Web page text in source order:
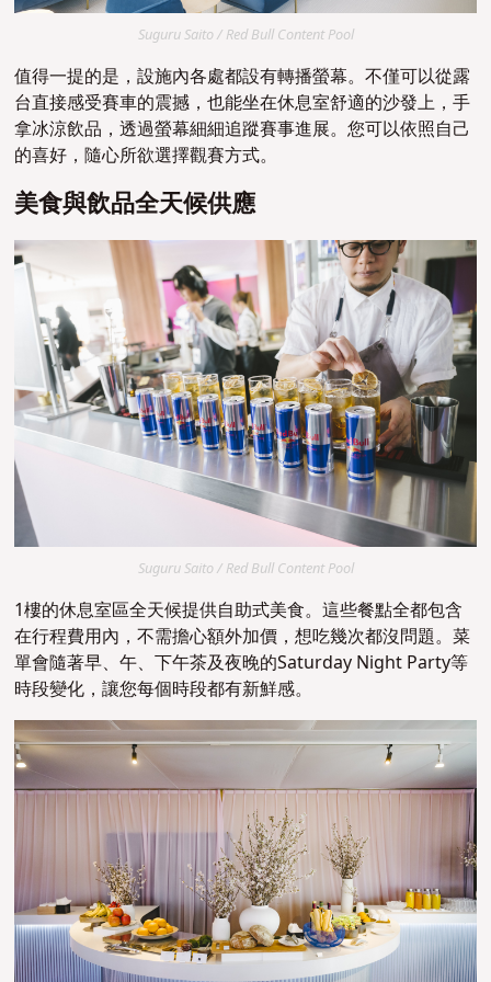
Suguru Saito / Red Bull Content Pool
值得一提的是，設施內各處都設有轉播螢幕。不僅可以從露
台直接感受賽車的震撼，也能坐在休息室舒適的沙發上，手
拿冰涼飲品，透過螢幕細細追蹤賽事進展。您可以依照自己
的喜好，隨心所欲選擇觀賽方式。
美食與飲品全天候供應
Suguru Saito / Red Bull Content Pool
1樓的休息室區全天候提供自助式美食。這些餐點全都包含
在行程費用內，不需擔心額外加價，想吃幾次都沒問題。菜
單會隨著早、午、下午茶及夜晚的Saturday Night Party等
時段變化，讓您每個時段都有新鮮感。